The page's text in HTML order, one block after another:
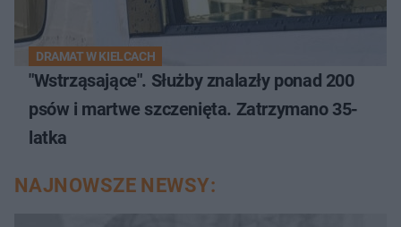
DRAMAT W KIELCACH
"Wstrząsające". Służby znalazły ponad 200
psów i martwe szczenięta. Zatrzymano 35-
latka
NAJNOWSZE NEWSY: